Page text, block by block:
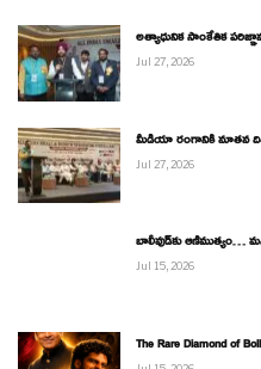
అత్యాధునిక సాంకేతిక
Jul 27, 2026
మీడియా రంగానికి నూతన
Jul 27, 2026
బాలీవుడ్‌కు
Jul 15, 2026
The Rare Diamond of